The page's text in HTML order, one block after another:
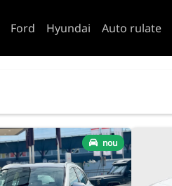
Ford Hyundai Auto rulate
nou